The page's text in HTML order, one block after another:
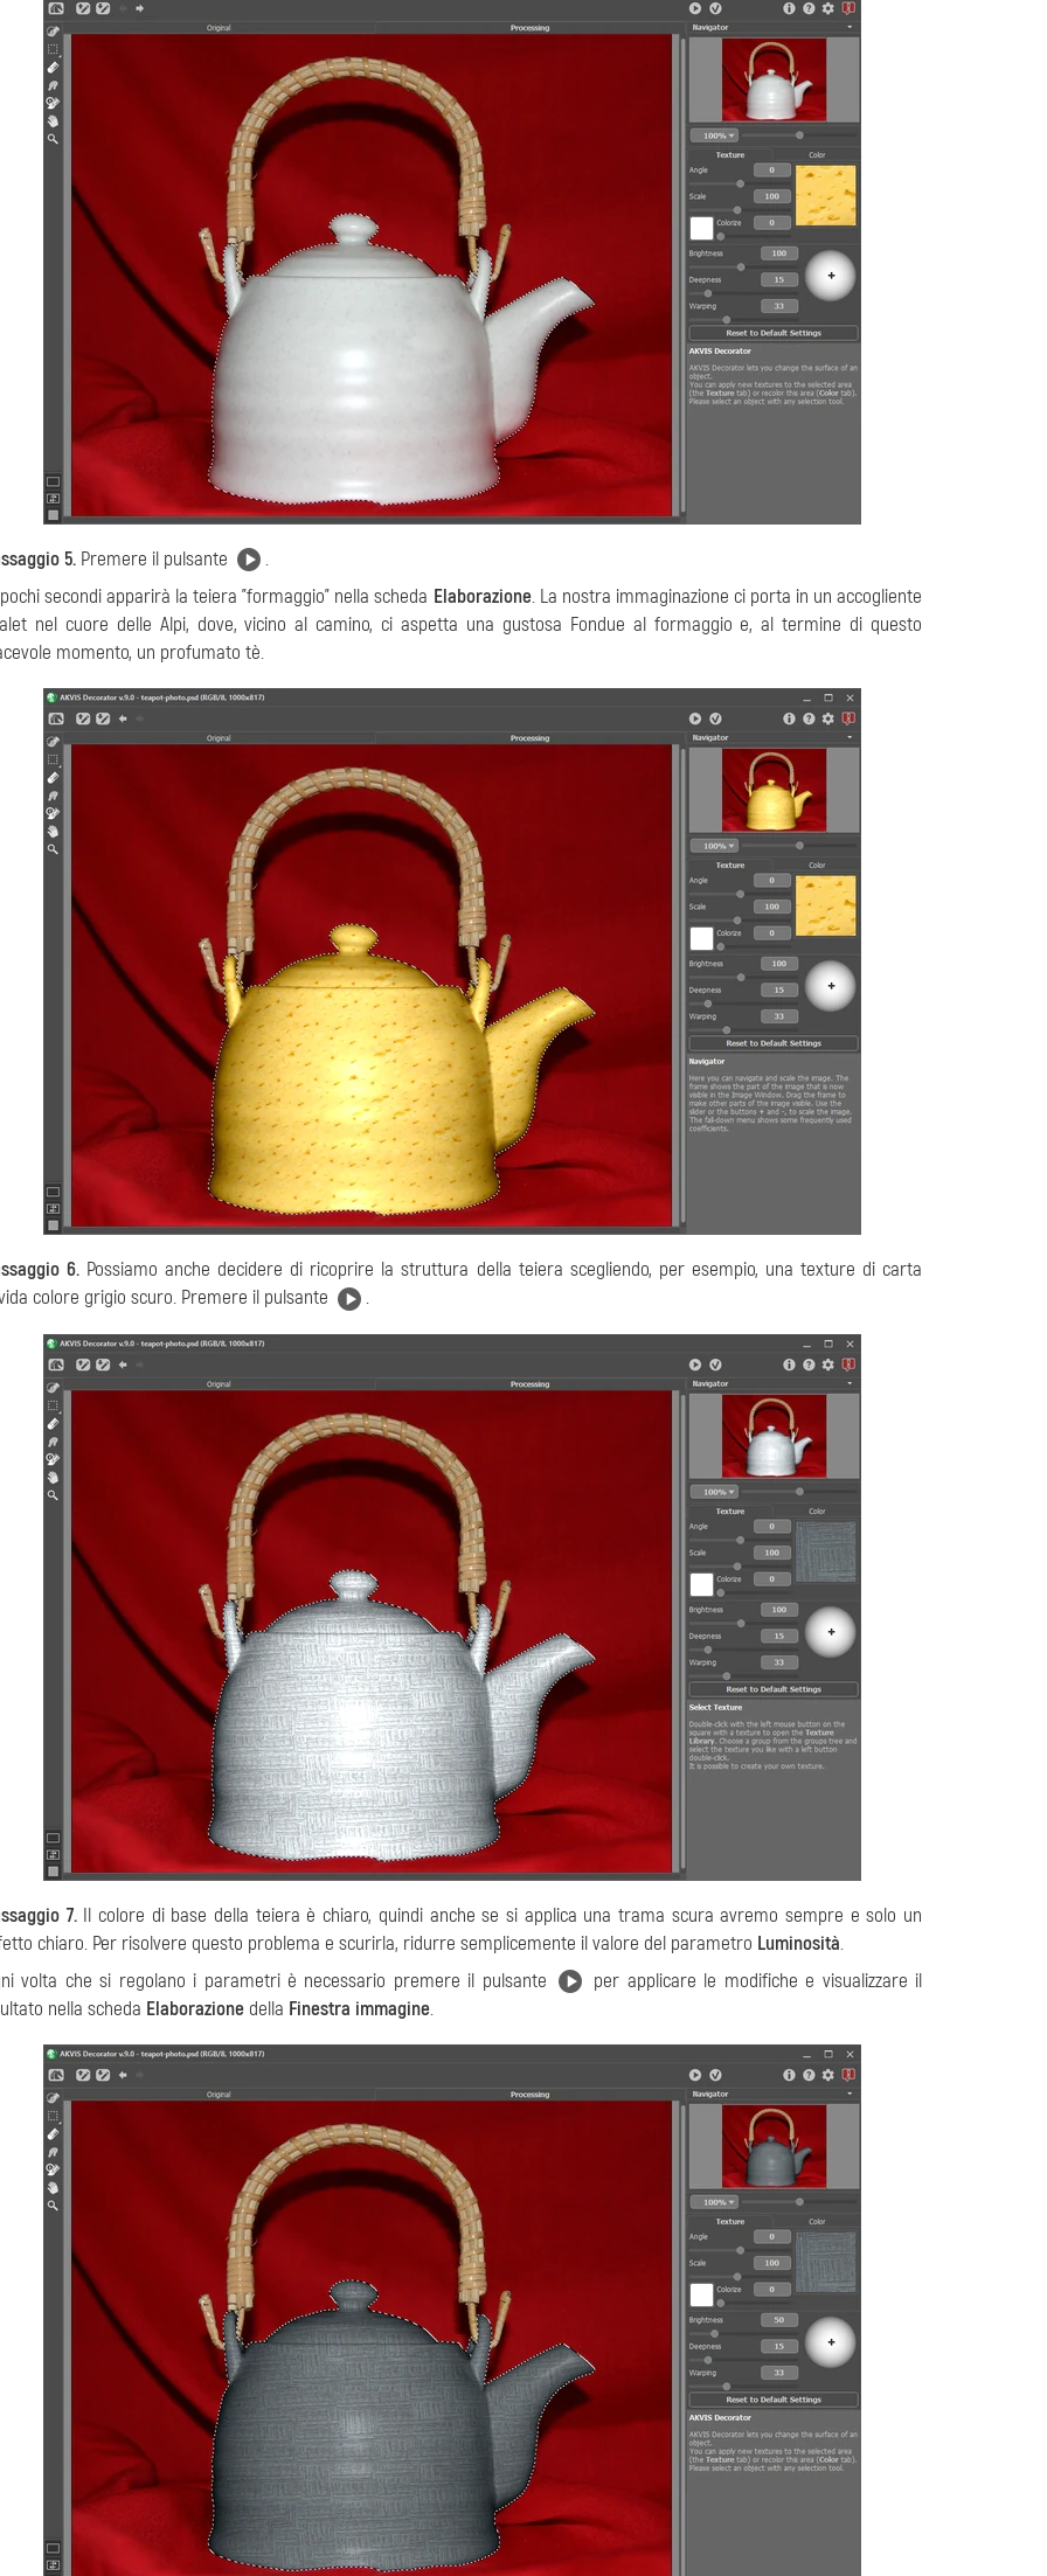
5. Premere il pulsante
.
secondi apparirà la teiera "formaggio" nella scheda Elaborazione. La nostra immaginazione ci porta in un accogliente
nel cuore delle Alpi, dove, vicino al camino, ci aspetta una gustosa Fondue al formaggio e, al termine di questo
momento, un profumato tè.
6. Possiamo anche decidere di ricoprire la struttura della teiera scegliendo, per esempio, una texture di carta
colore grigio scuro. Premere il pulsante
.
7.Il colore di base della teiera è chiaro, quindi anche se si applica una trama scura avremo sempre e solo un
chiaro. Per risolvere questo problema e scurirla, ridurre semplicemente il valore del parametro Luminosità.
volta che si regolano i parametri è necessario premere il pulsante
per applicare le modifiche e visualizzare il
nella scheda Elaborazione della Finestra immagine.